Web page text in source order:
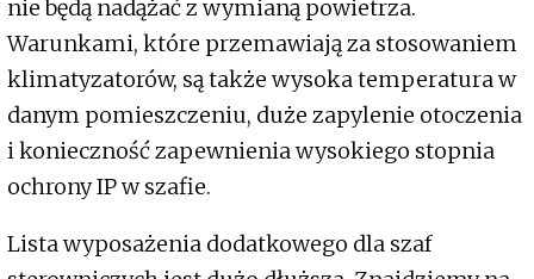
nie będą nadążać z wymianą powietrza.
Warunkami, które przemawiają za stosowaniem
klimatyzatorów, są także wysoka temperatura w
danym pomieszczeniu, duże zapylenie otoczenia
i konieczność zapewnienia wysokiego stopnia
ochrony IP w szafie.
Lista wyposażenia dodatkowego dla szaf